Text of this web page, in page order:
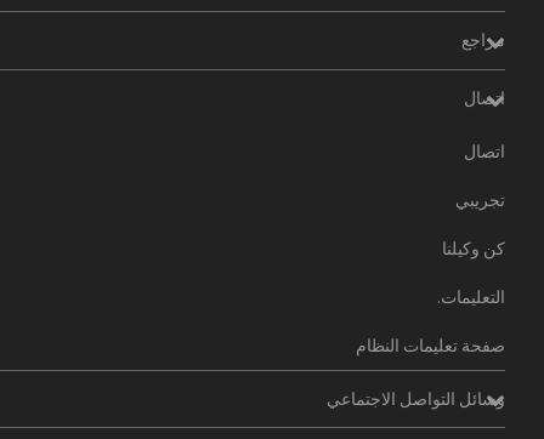
مراجع
اتصال
اتصال
تجريبي
كن وكيلنا
التعليمات.
صفحة تعليمات النظام
وسائل التواصل الاجتماعي